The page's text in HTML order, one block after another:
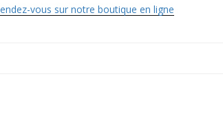
vous sur notre boutique en ligne